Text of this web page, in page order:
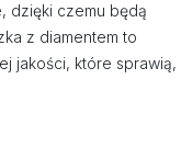
dzięki czemu będą
z diamentem to
jakości, które sprawią,